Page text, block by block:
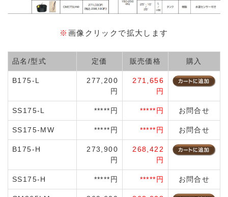
※ 画像クリックで拡大します
品名/型式 定価 販売価格 購入
B175-L
277,200
円
271,656
円
SS175-L *****円 *****円 お問合せ
SS175-MW *****円 *****円 お問合せ
B175-H
273,900
円
268,422
円
SS175-H *****円 *****円 お問合せ